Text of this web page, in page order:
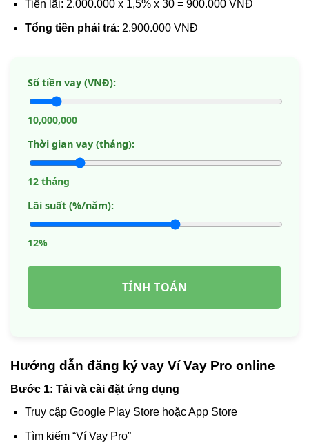
Tiền lãi: 2.000.000 x 1,5% x 30 = 900.000 VNĐ
Tổng tiền phải trả: 2.900.000 VNĐ
Số tiền vay (VNĐ):
10,000,000
Thời gian vay (tháng):
12 tháng
Lãi suất (%/năm):
12%
TÍNH TOÁN
Hướng dẫn đăng ký vay Ví Vay Pro online
Bước 1: Tải và cài đặt ứng dụng
Truy cập Google Play Store hoặc App Store
Tìm kiếm “Ví Vay Pro”